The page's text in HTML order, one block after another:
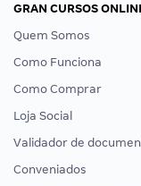
GRAN CURSOS
Quem Somos
Como Funciona
Como Comprar
Loja Social
Validador de
Conveniados